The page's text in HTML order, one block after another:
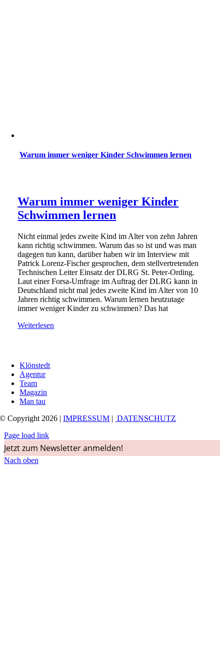
Warum immer weniger Kinder Schwimmen lernen
Warum immer weniger Kinder
Schwimmen lernen
Nicht einmal jedes zweite Kind im Alter von zehn Jahren
kann richtig schwimmen. Warum das so ist und was man
dagegen tun kann, darüber haben wir im Interview mit
Patrick Lorenz-Fischer gesprochen, dem stellvertretenden
Technischen Leiter Einsatz der DLRG St. Peter-Ording.
Laut einer Forsa-Umfrage im Auftrag der DLRG kann in
Deutschland nicht mal jedes zweite Kind im Alter von 10
Jahren richtig schwimmen. Warum lernen heutzutage
immer weniger Kinder zu schwimmen? Das hat
Weiterlesen
Klönstedt
Agentur
Team
Magazin
Man tau
© Copyright 2026 |IMPRESSUM | DATENSCHUTZ
Page load link
Jetzt zum Newsletter anmelden!
Nach oben